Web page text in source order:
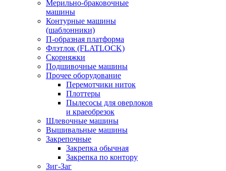
Мерильно-браковочные
машины
Контурные машины
(шаблонники)
П-образная платформа
Флэтлок (FLATLOCK)
Скорняжки
Подшивочные машины
Прочее оборудование
Перемотчики ниток
Плоттеры
Пылесосы для оверлоков
и краеобрезок
Шлевочные машины
Вышивальные машины
Закрепочные
Закрепка обычная
Закрепка по контору
Зиг-Заг